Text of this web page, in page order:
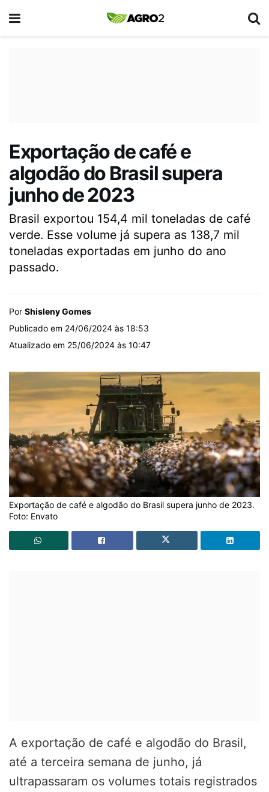
Exportação de café e
algodão do Brasil supera
junho de 2023
Brasil exportou 154,4 mil toneladas de café
verde. Esse volume já supera as 138,7 mil
toneladas exportadas em junho do ano
passado.
Por Shisleny Gomes
Publicado em 24/06/2024 às 18:53
Atualizado em 25/06/2024 às 10:47
Exportação de café e algodão do Brasil supera junho de 2023.
Foto: Envato
A exportação de café e algodão do Brasil,
até a terceira semana de junho, já
ultrapassaram os volumes totais registrados